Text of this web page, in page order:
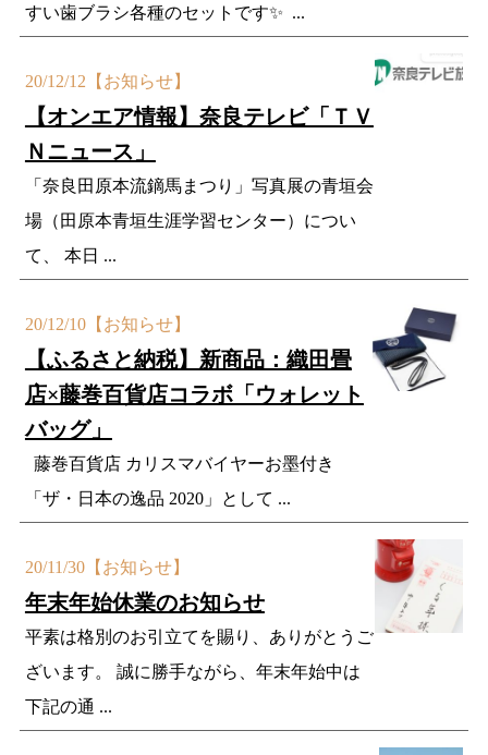
すい歯ブラシ各種のセットです✨ ...
20/12/12 【お知らせ】
【オンエア情報】奈良テレビ「ＴＶ
Ｎニュース」
「奈良田原本流鏑馬まつり」写真展の青垣会
場（田原本青垣生涯学習センター）につい
て、 本日 ...
20/12/10【お知らせ】
【ふるさと納税】新商品：織田畳
店×藤巻百貨店コラボ「ウォレット
バッグ」
藤巻百貨店 カリスマバイヤーお墨付き
「ザ・日本の逸品 2020」として ...
20/11/30【お知らせ】
年末年始休業のお知らせ
平素は格別のお引立てを賜り、ありがとうご
ざいます。 誠に勝手ながら、年末年始中は
下記の通 ...